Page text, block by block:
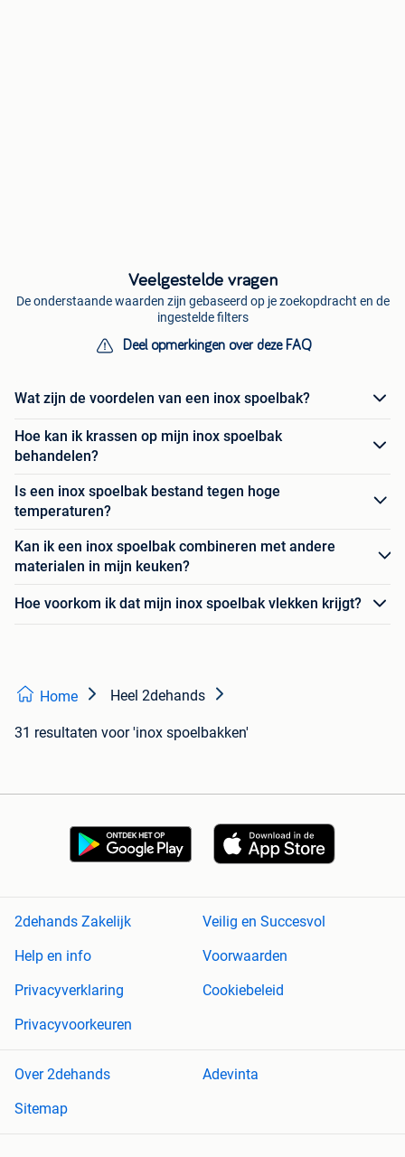
Veelgestelde vragen
De onderstaande waarden zijn gebaseerd op je zoekopdracht en de
ingestelde filters
Deel opmerkingen over deze FAQ
Wat zijn de voordelen van een inox spoelbak?
Hoe kan ik krassen op mijn inox spoelbak
behandelen?
Is een inox spoelbak bestand tegen hoge
temperaturen?
Kan ik een inox spoelbak combineren met andere
materialen in mijn keuken?
Hoe voorkom ik dat mijn inox spoelbak vlekken krijgt?
Home Heel 2dehands
31 resultaten voor 'inox spoelbakken'
2dehands Zakelijk
Veilig en Succesvol
Help en info
Voorwaarden
Privacyverklaring
Cookiebeleid
Privacyvoorkeuren
Over 2dehands
Adevinta
Sitemap